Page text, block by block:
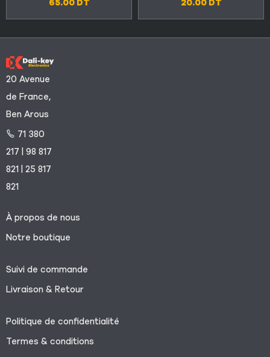
20 Avenue
de France,
Ben Arous
71 380
217 | 98 817
821 | 25 817
821
À propos de nous
Notre boutique
Suivi de commande
Livraison & Retour
Politique de confidentialité
Termes & conditions